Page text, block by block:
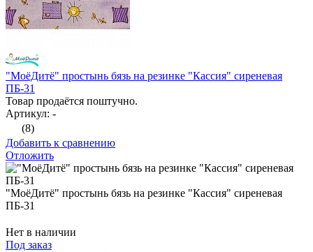
"МоёДитё" простынь бязь на резинке "Кассия" сиреневая
ПБ-31
Товар продаётся поштучно.
Артикул: -
(8)
Добавить к сравнению
Отложить
"МоёДитё" простынь бязь на резинке "Кассия" сиреневая
ПБ-31
Нет в наличии
Под заказ